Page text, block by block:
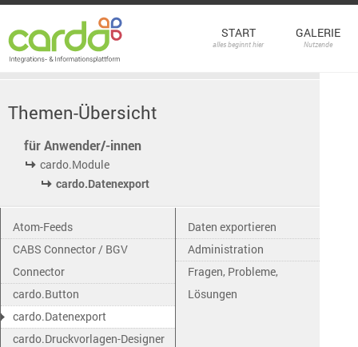
START
alles beginnt hier
GALERIE
Nutzende
Themen-Übersicht
für Anwender/-innen
cardo.Module
cardo.Datenexport
Atom-Feeds
CABS Connector / BGV
Connector
cardo.Button
cardo.Datenexport
cardo.Druckvorlagen-Designer
Daten exportieren
Administration
Fragen, Probleme,
Lösungen